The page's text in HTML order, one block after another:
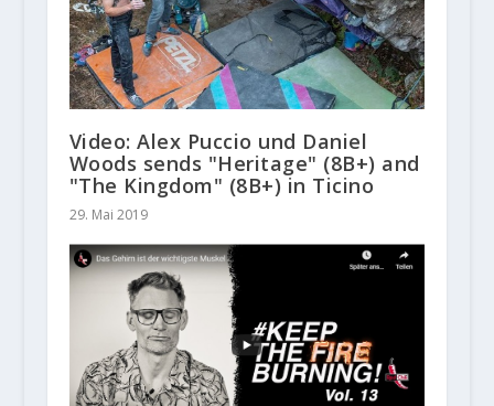
Video: Alex Puccio und Daniel
Woods sends "Heritage" (8B+) and
"The Kingdom" (8B+) in Ticino
29. Mai 2019